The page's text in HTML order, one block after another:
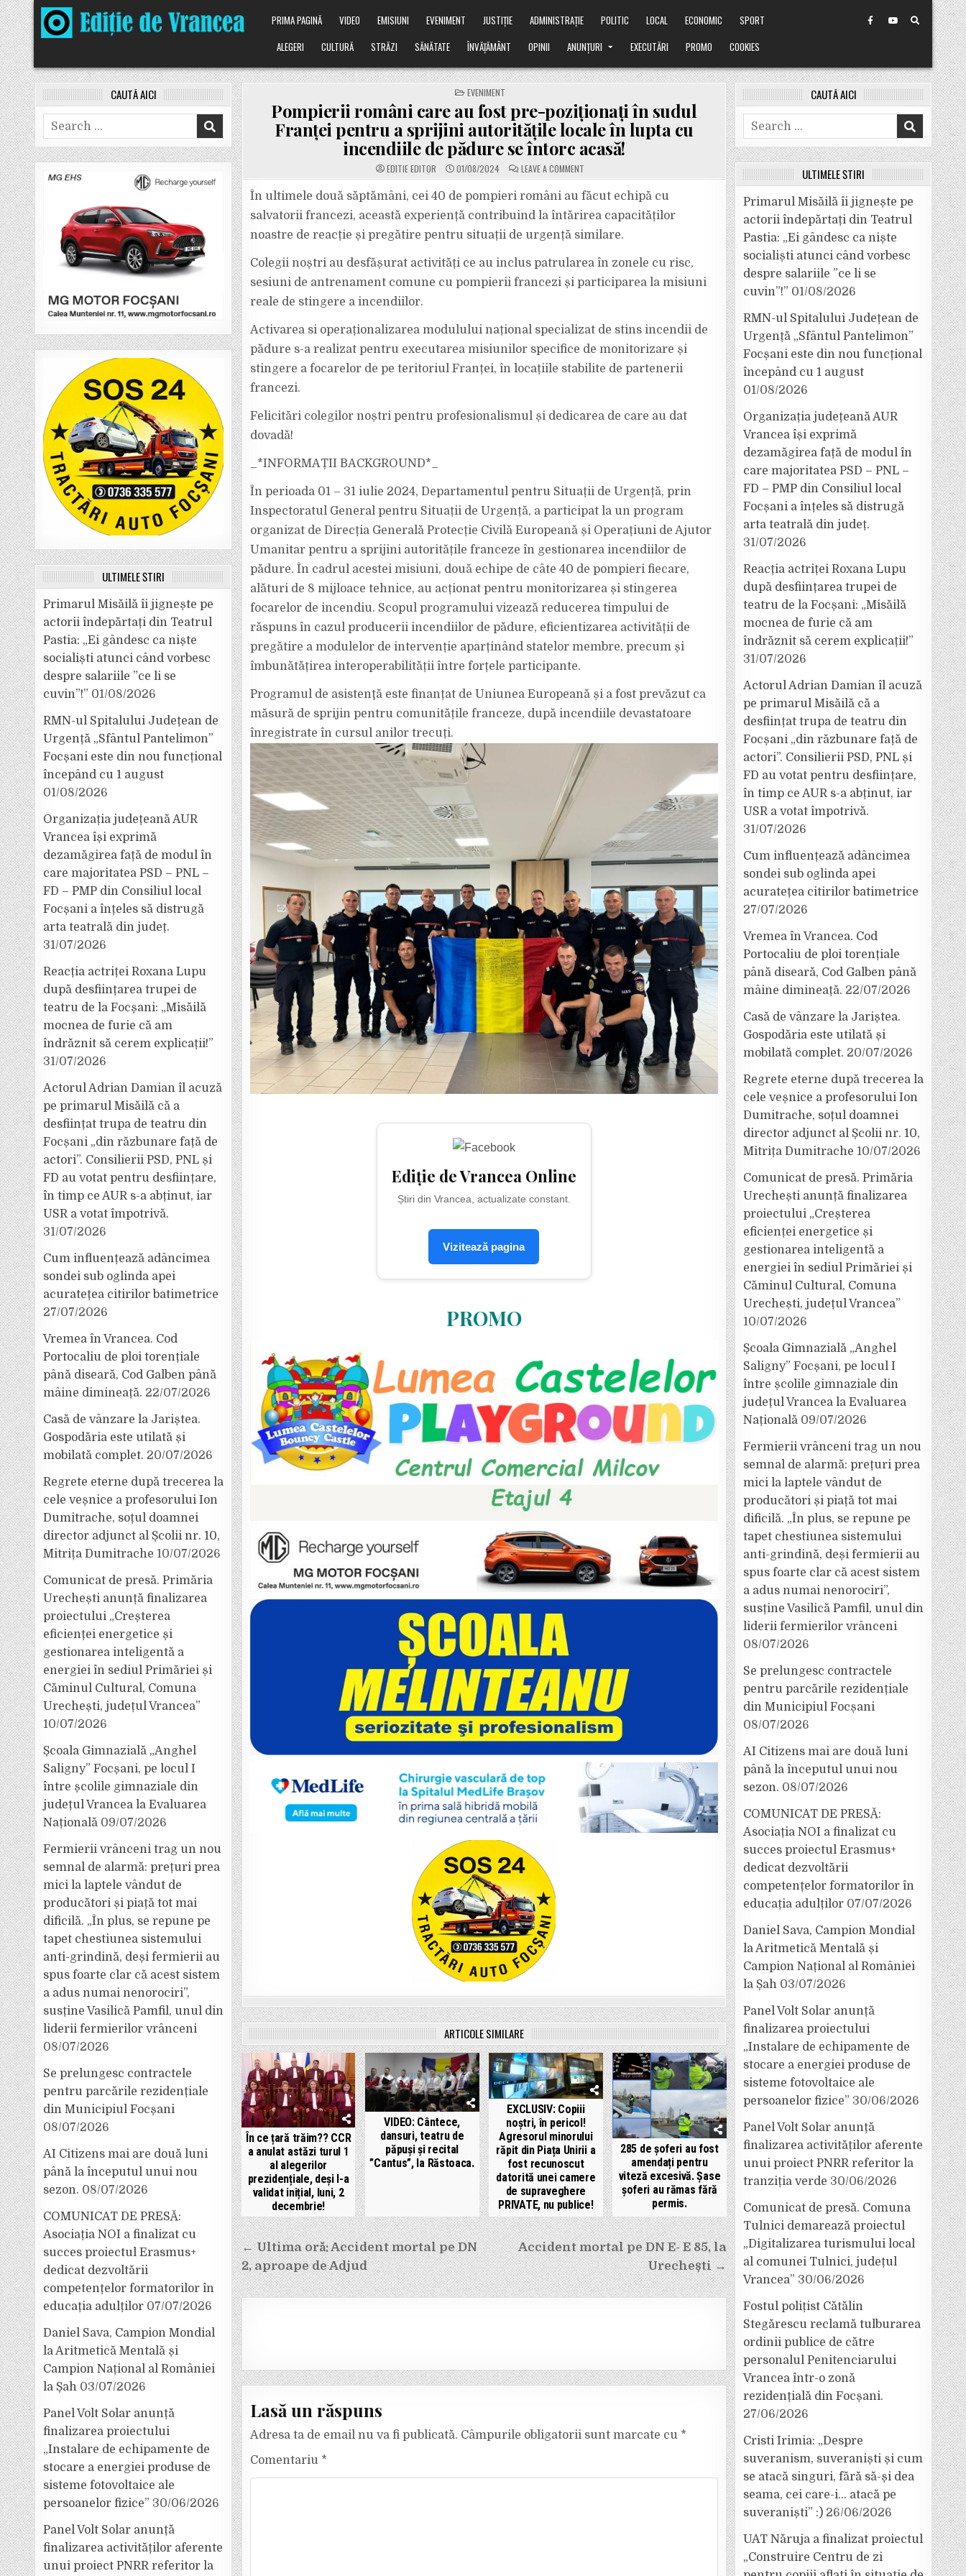
Skip
to
content
PRIMA PAGINĂ VIDEO EMISIUNI EVENIMENT JUSTIȚIE ADMINISTRAȚIE POLITIC LOCAL ECONOMIC
SPORT
ALEGERI
CULTURĂ STRĂZI SĂNĂTATE ÎNVĂȚĂMÂNT OPINII ANUNȚURI EXECUTĂRI PROMO COOKIES
POSTED
IN
EVENIMENT
Pompierii români care au fost pre-poziționați în sudul
Franței pentru a sprijini autoritățile locale în lupta cu
incendiile de pădure se întorc acasă!
EDITIE EDITOR 01/08/2024 LEAVE A COMMENT
POMPIERII
CARE
AU
FOST
PRE-
POZIȚIONAȚI
ÎN
PENTRU
SPRIJINI
AUTORITĂȚILE
CU
INCENDIILE
PĂDURE
ÎNTORC
ACASĂ!
În ultimele două săptămâni, cei 40 de pompieri români au făcut echipă cu
salvatorii francezi, această experiență contribuind la întărirea capacităților
noastre de reacție și pregătire pentru situații de urgență similare.
Colegii noștri au desfășurat activități ce au inclus patrularea în zonele cu risc,
sesiuni de antrenament comune cu pompierii francezi și participarea la misiuni
reale de stingere a incendiilor.
Activarea si operaționalizarea modulului național specializat de stins incendii de
pădure s-a realizat pentru executarea misiunilor specifice de monitorizare și
stingere a focarelor de pe teritoriul Franței, în locațiile stabilite de partenerii
francezi.
Felicitări colegilor noștri pentru profesionalismul și dedicarea de care au dat
dovadă!
_*INFORMAȚII BACKGROUND*_
În perioada 01 – 31 iulie 2024, Departamentul pentru Situații de Urgență, prin
Inspectoratul General pentru Situații de Urgență, a participat la un program
organizat de Direcția Generală Protecție Civilă Europeană și Operațiuni de Ajutor
Umanitar pentru a sprijini autoritățile franceze în gestionarea incendiilor de
pădure. În cadrul acestei misiuni, două echipe de câte 40 de pompieri fiecare,
alături de 8 mijloace tehnice, au acționat pentru monitorizarea și stingerea
focarelor de incendiu. Scopul programului vizează reducerea timpului de
răspuns în cazul producerii incendiilor de pădure, eficientizarea activității de
pregătire a modulelor de intervenție aparținând statelor membre, precum și
îmbunătățirea interoperabilității între forțele participante.
Programul de asistenţă este finanțat de Uniunea Europeană și a fost prevăzut ca
măsură de sprijin pentru comunitățile franceze, după incendiile devastatoare
înregistrate în cursul anilor trecuți.
Ediție de Vrancea Online
Știri din Vrancea, actualizate constant.
Vizitează pagina
PROMO
ARTICOLE SIMILARE
În ce țară trăim?? CCR
a anulat astăzi turul 1
al alegerilor
prezidențiale, deși l-a
validat inițial, luni, 2
decembrie!
VIDEO: Cântece,
dansuri, teatru de
păpuși și recital
”Cantus”, la Răstoaca.
EXCLUSIV: Copiii
noștri, în pericol!
Agresorul minorului
răpit din Piața Unirii a
fost recunoscut
datorită unei camere
de supraveghere
PRIVATE, nu publice!
285 de șoferi au fost
amendați pentru
viteză excesivă. Șase
șoferi au rămas fără
permis.
Navigare
în
articole
Accident mortal pe DN E- E 85, la
Urechești →
← Ultima oră: Accident mortal pe DN
2, aproape de Adjud
Lasă un răspuns
Adresa ta de email nu va fi publicată. Câmpurile obligatorii sunt marcate cu *
Comentariu *
CAUTĂ AICI
Search
for:
ULTIMELE ȘTIRI
Primarul Misăilă îi jignește pe
actorii îndepărtați din Teatrul
Pastia: „Ei gândesc ca niște
socialiști atunci când vorbesc
despre salariile ”ce li se
cuvin”!” 01/08/2026
RMN-ul Spitalului Județean de
Urgență „Sfântul Pantelimon”
Focșani este din nou funcțional
începând cu 1 august
01/08/2026
Organizația județeană AUR
Vrancea își exprimă
dezamăgirea față de modul în
care majoritatea PSD – PNL –
FD – PMP din Consiliul local
Focșani a înțeles să distrugă
arta teatrală din județ.
31/07/2026
Reacția actriței Roxana Lupu
după desființarea trupei de
teatru de la Focșani: „Misăilă
mocnea de furie că am
îndrăznit să cerem explicații!”
31/07/2026
Actorul Adrian Damian îl acuză
pe primarul Misăilă că a
desființat trupa de teatru din
Focșani „din răzbunare față de
actori”. Consilierii PSD, PNL și
FD au votat pentru desființare,
în timp ce AUR s-a abținut, iar
USR a votat împotrivă.
31/07/2026
Cum influențează adâncimea
sondei sub oglinda apei
acuratețea citirilor batimetrice
27/07/2026
Vremea în Vrancea. Cod
Portocaliu de ploi torențiale
până diseară, Cod Galben până
mâine dimineață. 22/07/2026
Casă de vânzare la Jariștea.
Gospodăria este utilată și
mobilată complet. 20/07/2026
Regrete eterne după trecerea la
cele veșnice a profesorului Ion
Dumitrache, soțul doamnei
director adjunct al Școlii nr. 10,
Mitrița Dumitrache 10/07/2026
Comunicat de presă. Primăria
Urechești anunță finalizarea
proiectului „Creșterea
eficienței energetice și
gestionarea inteligentă a
energiei în sediul Primăriei și
Căminul Cultural, Comuna
Urechești, județul Vrancea”
10/07/2026
Școala Gimnazială „Anghel
Saligny” Focșani, pe locul I
între școlile gimnaziale din
județul Vrancea la Evaluarea
Națională 09/07/2026
Fermierii vrânceni trag un nou
semnal de alarmă: prețuri prea
mici la laptele vândut de
producători și piață tot mai
dificilă. „În plus, se repune pe
tapet chestiunea sistemului
anti-grindină, deși fermierii au
spus foarte clar că acest sistem
a adus numai nenorociri”,
susține Vasilică Pamfil, unul din
liderii fermierilor vrânceni
08/07/2026
Se prelungesc contractele
pentru parcările rezidențiale
din Municipiul Focșani
08/07/2026
AI Citizens mai are două luni
până la începutul unui nou
sezon. 08/07/2026
COMUNICAT DE PRESĂ:
Asociația NOI a finalizat cu
succes proiectul Erasmus+
dedicat dezvoltării
competențelor formatorilor în
educația adulților 07/07/2026
Daniel Sava, Campion Mondial
la Aritmetică Mentală și
Campion Național al României
la Șah 03/07/2026
Panel Volt Solar anunță
finalizarea proiectului
„Instalare de echipamente de
stocare a energiei produse de
sisteme fotovoltaice ale
persoanelor fizice” 30/06/2026
Panel Volt Solar anunță
finalizarea activităților aferente
unui proiect PNRR referitor la
CAUTĂ AICI
Search
for:
ULTIMELE ȘTIRI
Primarul Misăilă îi jignește pe
actorii îndepărtați din Teatrul
Pastia: „Ei gândesc ca niște
socialiști atunci când vorbesc
despre salariile ”ce li se
cuvin”!” 01/08/2026
RMN-ul Spitalului Județean de
Urgență „Sfântul Pantelimon”
Focșani este din nou funcțional
începând cu 1 august
01/08/2026
Organizația județeană AUR
Vrancea își exprimă
dezamăgirea față de modul în
care majoritatea PSD – PNL –
FD – PMP din Consiliul local
Focșani a înțeles să distrugă
arta teatrală din județ.
31/07/2026
Reacția actriței Roxana Lupu
după desființarea trupei de
teatru de la Focșani: „Misăilă
mocnea de furie că am
îndrăznit să cerem explicații!”
31/07/2026
Actorul Adrian Damian îl acuză
pe primarul Misăilă că a
desființat trupa de teatru din
Focșani „din răzbunare față de
actori”. Consilierii PSD, PNL și
FD au votat pentru desființare,
în timp ce AUR s-a abținut, iar
USR a votat împotrivă.
31/07/2026
Cum influențează adâncimea
sondei sub oglinda apei
acuratețea citirilor batimetrice
27/07/2026
Vremea în Vrancea. Cod
Portocaliu de ploi torențiale
până diseară, Cod Galben până
mâine dimineață. 22/07/2026
Casă de vânzare la Jariștea.
Gospodăria este utilată și
mobilată complet. 20/07/2026
Regrete eterne după trecerea la
cele veșnice a profesorului Ion
Dumitrache, soțul doamnei
director adjunct al Școlii nr. 10,
Mitrița Dumitrache 10/07/2026
Comunicat de presă. Primăria
Urechești anunță finalizarea
proiectului „Creșterea
eficienței energetice și
gestionarea inteligentă a
energiei în sediul Primăriei și
Căminul Cultural, Comuna
Urechești, județul Vrancea”
10/07/2026
Școala Gimnazială „Anghel
Saligny” Focșani, pe locul I
între școlile gimnaziale din
județul Vrancea la Evaluarea
Națională 09/07/2026
Fermierii vrânceni trag un nou
semnal de alarmă: prețuri prea
mici la laptele vândut de
producători și piață tot mai
dificilă. „În plus, se repune pe
tapet chestiunea sistemului
anti-grindină, deși fermierii au
spus foarte clar că acest sistem
a adus numai nenorociri”,
susține Vasilică Pamfil, unul din
liderii fermierilor vrânceni
08/07/2026
Se prelungesc contractele
pentru parcările rezidențiale
din Municipiul Focșani
08/07/2026
AI Citizens mai are două luni
până la începutul unui nou
sezon. 08/07/2026
COMUNICAT DE PRESĂ:
Asociația NOI a finalizat cu
succes proiectul Erasmus+
dedicat dezvoltării
competențelor formatorilor în
educația adulților 07/07/2026
Daniel Sava, Campion Mondial
la Aritmetică Mentală și
Campion Național al României
la Șah 03/07/2026
Panel Volt Solar anunță
finalizarea proiectului
„Instalare de echipamente de
stocare a energiei produse de
sisteme fotovoltaice ale
persoanelor fizice” 30/06/2026
Panel Volt Solar anunță
finalizarea activităților aferente
unui proiect PNRR referitor la
tranziția verde 30/06/2026
Comunicat de presă. Comuna
Tulnici demarează proiectul
„Digitalizarea turismului local
al comunei Tulnici, județul
Vrancea” 30/06/2026
Fostul polițist Cătălin
Stegărescu reclamă tulburarea
ordinii publice de către
personalul Penitenciarului
Vrancea într-o zonă
rezidențială din Focșani.
27/06/2026
Cristi Irimia: „Despre
suveranism, suveraniști și cum
se atacă singuri, fără să-și dea
seama, cei care-i… atacă pe
suveraniști” :) 26/06/2026
UAT Năruja a finalizat proiectul
„Construire Centru de zi